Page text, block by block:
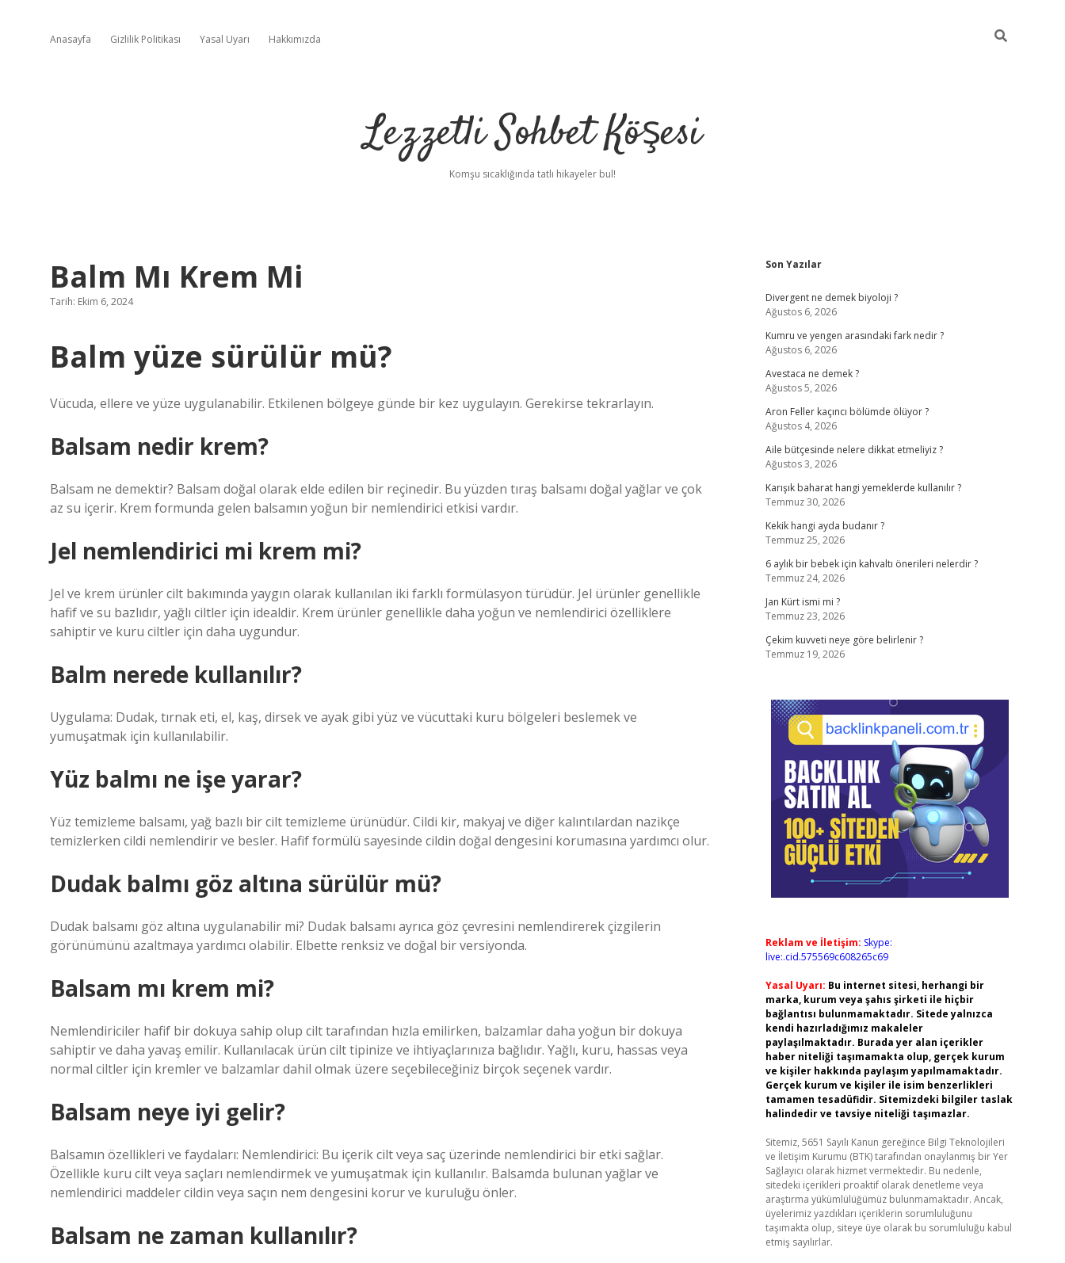
Anasayfa Gizlilik Politikası Yasal Uyarı Hakkımızda
Lezzetli Sohbet Köşesi
Komşu sıcaklığında tatlı hikayeler bul!
Balm Mı Krem Mi
Tarih: Ekim 6, 2024
Balm yüze sürülür mü?
Vücuda, ellere ve yüze uygulanabilir. Etkilenen bölgeye günde bir kez uygulayın. Gerekirse tekrarlayın.
Balsam nedir krem?
Balsam ne demektir? Balsam doğal olarak elde edilen bir reçinedir. Bu yüzden tıraş balsamı doğal yağlar ve çok
az su içerir. Krem formunda gelen balsamın yoğun bir nemlendirici etkisi vardır.
Jel nemlendirici mi krem mi?
Jel ve krem ​​ürünler cilt bakımında yaygın olarak kullanılan iki farklı formülasyon türüdür. Jel ürünler genellikle
hafif ve su bazlıdır, yağlı ciltler için idealdir. Krem ürünler genellikle daha yoğun ve nemlendirici özelliklere
sahiptir ve kuru ciltler için daha uygundur.
Balm nerede kullanılır?
Uygulama: Dudak, tırnak eti, el, kaş, dirsek ve ayak gibi yüz ve vücuttaki kuru bölgeleri beslemek ve
yumuşatmak için kullanılabilir.
Yüz balmı ne işe yarar?
Yüz temizleme balsamı, yağ bazlı bir cilt temizleme ürünüdür. Cildi kir, makyaj ve diğer kalıntılardan nazikçe
temizlerken cildi nemlendirir ve besler. Hafif formülü sayesinde cildin doğal dengesini korumasına yardımcı olur.
Dudak balmı göz altına sürülür mü?
Dudak balsamı göz altına uygulanabilir mi? Dudak balsamı ayrıca göz çevresini nemlendirerek çizgilerin
görünümünü azaltmaya yardımcı olabilir. Elbette renksiz ve doğal bir versiyonda.
Balsam mı krem mi?
Nemlendiriciler hafif bir dokuya sahip olup cilt tarafından hızla emilirken, balzamlar daha yoğun bir dokuya
sahiptir ve daha yavaş emilir. Kullanılacak ürün cilt tipinize ve ihtiyaçlarınıza bağlıdır. Yağlı, kuru, hassas veya
normal ciltler için kremler ve balzamlar dahil olmak üzere seçebileceğiniz birçok seçenek vardır.
Balsam neye iyi gelir?
Balsamın özellikleri ve faydaları: Nemlendirici: Bu içerik cilt veya saç üzerinde nemlendirici bir etki sağlar.
Özellikle kuru cilt veya saçları nemlendirmek ve yumuşatmak için kullanılır. Balsamda bulunan yağlar ve
nemlendirici maddeler cildin veya saçın nem dengesini korur ve kuruluğu önler.
Balsam ne zaman kullanılır?
Sidebar
Son Yazılar
Divergent ne demek biyoloji ?
Ağustos 6, 2026
Kumru ve yengen arasındaki fark nedir ?
Ağustos 6, 2026
Avestaca ne demek ?
Ağustos 5, 2026
Aron Feller kaçıncı bölümde ölüyor ?
Ağustos 4, 2026
Aile bütçesinde nelere dikkat etmeliyiz ?
Ağustos 3, 2026
Karışık baharat hangi yemeklerde kullanılır ?
Temmuz 30, 2026
Kekik hangi ayda budanır ?
Temmuz 25, 2026
6 aylık bir bebek için kahvaltı önerileri nelerdir ?
Temmuz 24, 2026
Jan Kürt ismi mi ?
Temmuz 23, 2026
Çekim kuvveti neye göre belirlenir ?
Temmuz 19, 2026
Reklam ve İletişim: Skype:
live:.cid.575569c608265c69
Yasal Uyarı: Bu internet sitesi, herhangi bir
marka, kurum veya şahıs şirketi ile hiçbir
bağlantısı bulunmamaktadır. Sitede yalnızca
kendi hazırladığımız makaleler
paylaşılmaktadır. Burada yer alan içerikler
haber niteliği taşımamakta olup, gerçek kurum
ve kişiler hakkında paylaşım yapılmamaktadır.
Gerçek kurum ve kişiler ile isim benzerlikleri
tamamen tesadüfidir. Sitemizdeki bilgiler taslak
halindedir ve tavsiye niteliği taşımazlar.
Sitemiz, 5651 Sayılı Kanun gereğince Bilgi Teknolojileri
ve İletişim Kurumu (BTK) tarafından onaylanmış bir Yer
Sağlayıcı olarak hizmet vermektedir. Bu nedenle,
sitedeki içerikleri proaktif olarak denetleme veya
araştırma yükümlülüğümüz bulunmamaktadır. Ancak,
üyelerimiz yazdıkları içeriklerin sorumluluğunu
taşımakta olup, siteye üye olarak bu sorumluluğu kabul
etmiş sayılırlar.
vdcasino güncel giriş